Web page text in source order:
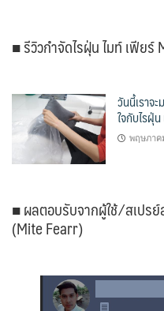
■ รีวิวกำจัดไรฝุ่น ไมท์ เฟียร์
วันนี้เราจ
ใจกับไรฝุ่
พฤษภาค
■ ผลตอบรับจากผู้ใช้ ⁄ สเปร
(Mite Fearr)